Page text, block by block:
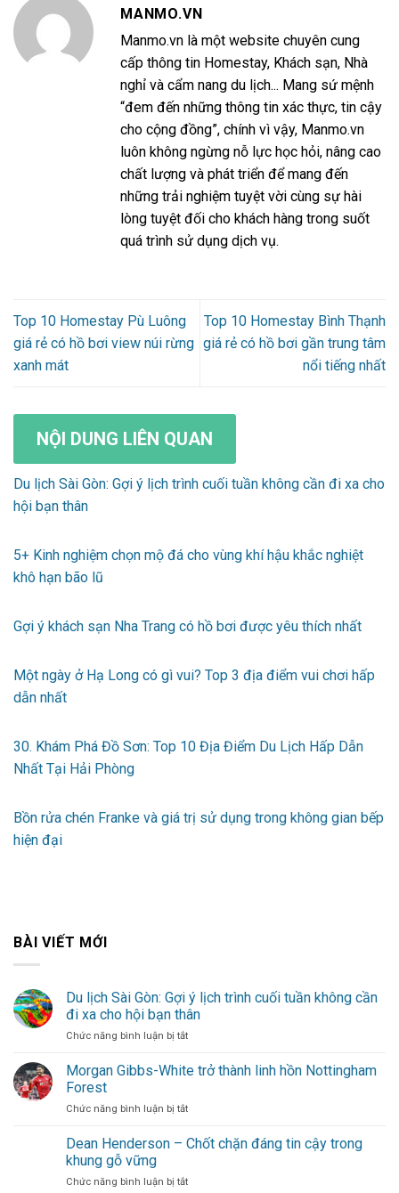
MANMO.VN
Manmo.vn là một website chuyên cung
cấp thông tin Homestay, Khách sạn, Nhà
nghỉ và cẩm nang du lịch... Mang sứ mệnh
“đem đến những thông tin xác thực, tin cậy
cho cộng đồng”, chính vì vậy, Manmo.vn
luôn không ngừng nỗ lực học hỏi, nâng cao
chất lượng và phát triển để mang đến
những trải nghiệm tuyệt vời cùng sự hài
lòng tuyệt đối cho khách hàng trong suốt
quá trình sử dụng dịch vụ.
Top 10 Homestay Pù Luông
giá rẻ có hồ bơi view núi rừng
xanh mát
Top 10 Homestay Bình Thạnh
giá rẻ có hồ bơi gần trung tâm
nổi tiếng nhất
NỘI DUNG LIÊN QUAN
Du lịch Sài Gòn: Gợi ý lịch trình cuối tuần không cần đi xa cho
hội bạn thân
5+ Kinh nghiệm chọn mộ đá cho vùng khí hậu khắc nghiệt
khô hạn bão lũ
Gợi ý khách sạn Nha Trang có hồ bơi được yêu thích nhất
Một ngày ở Hạ Long có gì vui? Top 3 địa điểm vui chơi hấp
dẫn nhất
30. Khám Phá Đồ Sơn: Top 10 Địa Điểm Du Lịch Hấp Dẫn
Nhất Tại Hải Phòng
Bồn rửa chén Franke và giá trị sử dụng trong không gian bếp
hiện đại
BÀI VIẾT MỚI
Du lịch Sài Gòn: Gợi ý lịch trình cuối tuần không cần
đi xa cho hội bạn thân
Chức năng bình luận bị tắtở
lịch
Gợi
lịch
tuần
Morgan Gibbs-White trở thành linh hồn Nottingham
Forest
Chức năng bình luận bị tắtở
Gibbs-
White
thành
Dean Henderson – Chốt chặn đáng tin cậy trong
khung gỗ vững
Chức năng bình luận bị tắtở